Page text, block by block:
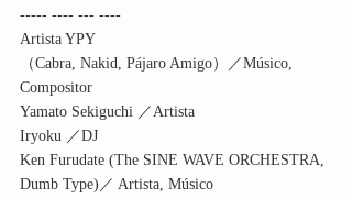
----- ---- --- ----
Artista YPY
（Cabra, Nakid, Pájaro Amigo）／Músico,
Compositor
Yamato Sekiguchi ／Artista
Iryoku ／DJ
Ken Furudate (The SINE WAVE ORCHESTRA,
Dumb Type)／ Artista, Músico